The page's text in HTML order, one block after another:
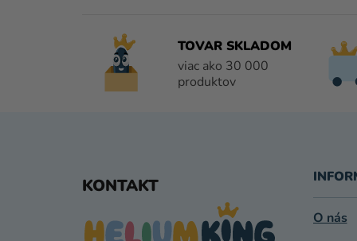
TOVAR SKLADOM
viac ako 30 000
produktov
KONTAKT
O nás